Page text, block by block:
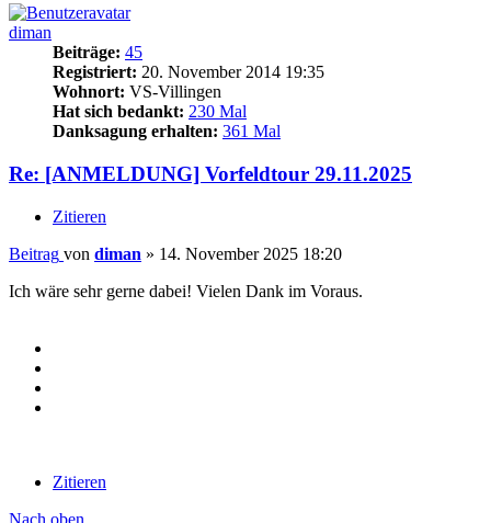
diman
Beiträge: 45
Registriert: 20. November 2014 19:35
Wohnort: VS-Villingen
Hat sich bedankt: 230 Mal
Danksagung erhalten: 361 Mal
Re: [ANMELDUNG] Vorfeldtour 29.11.2025
Zitieren
Beitrag von diman » 14. November 2025 18:20
Ich wäre sehr gerne dabei! Vielen Dank im Voraus.
Zitieren
Nach oben